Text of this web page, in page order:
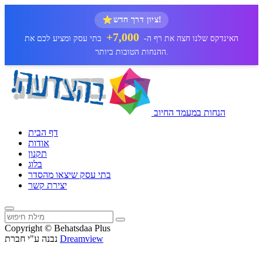
ציון דרך חדש!
האינדקס שלנו חצה את רף ה- 7,000+
בתי עסק ומציע לכם את
ההנחות הטובות ביותר.
הנחות במעמד החיוב
דף הבית
אודות
תקנון
בלוג
בתי עסק שיצאו מהסדר
יצירת קשר
Copyright © Behatsdaa Plus
Dreamview